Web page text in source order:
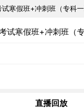
试寒假班+冲刺班（专
直播回放